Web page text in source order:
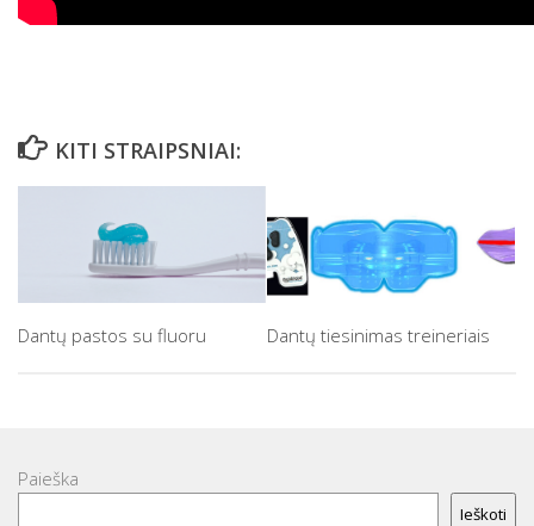
KITI STRAIPSNIAI:
Dantų pastos su fluoru Dantų tiesinimas treineriais
Paieška
Ieškoti